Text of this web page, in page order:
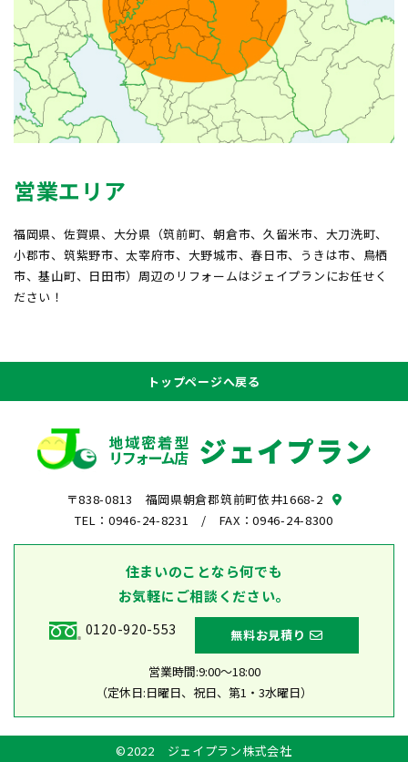
営業エリア
福岡県、佐賀県、大分県（筑前町、朝倉市、久留米市、大刀洗町、
小郡市、筑紫野市、太宰府市、大野城市、春日市、うきは市、鳥栖
市、基山町、日田市）周辺のリフォームはジェイプランにお任せく
ださい！
トップページへ戻る
〒838-0813 福岡県朝倉郡筑前町依井1668-2
TEL：0946-24-8231 / FAX：0946-24-8300
住まいのことなら何でも
お気軽にご相談ください。
0120-920-553 無料お見積り
営業時間:9:00～18:00
（定休日:日曜日、祝日、第1・3水曜日）
©2022 ジェイプラン株式会社